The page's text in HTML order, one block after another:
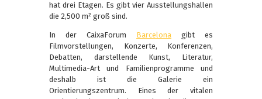
hat drei Etagen. Es gibt vier Ausstellungshallen
die 2,500 m² groß sind.
In der CaixaForum Barcelona gibt es
Filmvorstellungen, Konzerte, Konferenzen,
Debatten, darstellende Kunst, Literatur,
Multimedia-Art und Familienprogramme und
deshalb ist die Galerie ein
Orientierungszentrum. Eines der vitalen